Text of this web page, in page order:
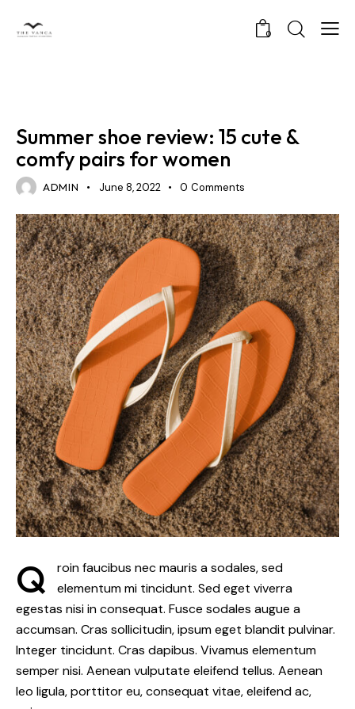
0
Summer shoe review: 15 cute &
comfy pairs for women
ADMIN June 8, 2022 0 Comments
Q
roin faucibus nec mauris a sodales, sed
elementum mi tincidunt. Sed eget viverra
egestas nisi in consequat. Fusce sodales augue a
accumsan. Cras sollicitudin, ipsum eget blandit pulvinar.
Integer tincidunt. Cras dapibus. Vivamus elementum
semper nisi. Aenean vulputate eleifend tellus. Aenean
leo ligula, porttitor eu, consequat vitae, eleifend ac,